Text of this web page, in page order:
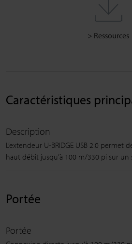
> Ressources
Caractéristiques
Description
L’extendeur U-BRIDGE USB 2.0 permet
haut débit jusqu’à 100 m/330 pi sur un
Portée
Portée